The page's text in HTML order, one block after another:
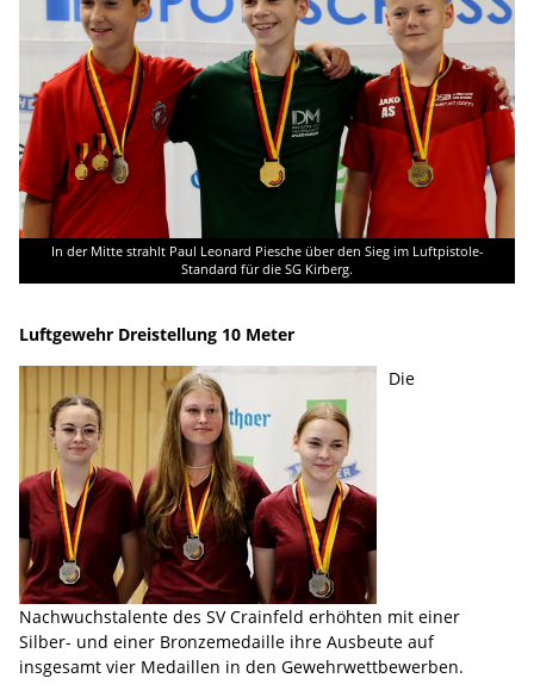
In der Mitte strahlt Paul Leonard Piesche über den Sieg im Luftpistole-
Standard für die SG Kirberg.
Luftgewehr Dreistellung 10 Meter
Die
Nachwuchstalente des SV Crainfeld erhöhten mit einer
Silber- und einer Bronzemedaille ihre Ausbeute auf
insgesamt vier Medaillen in den Gewehrwettbewerben.